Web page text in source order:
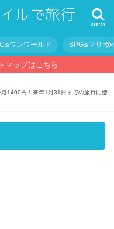
search
ワンワールド SPG&マリオ
マップはこちら
1400円！来年1月31日までの旅行に使